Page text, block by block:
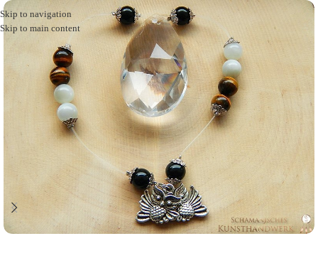
Skip to navigation
Skip to main content